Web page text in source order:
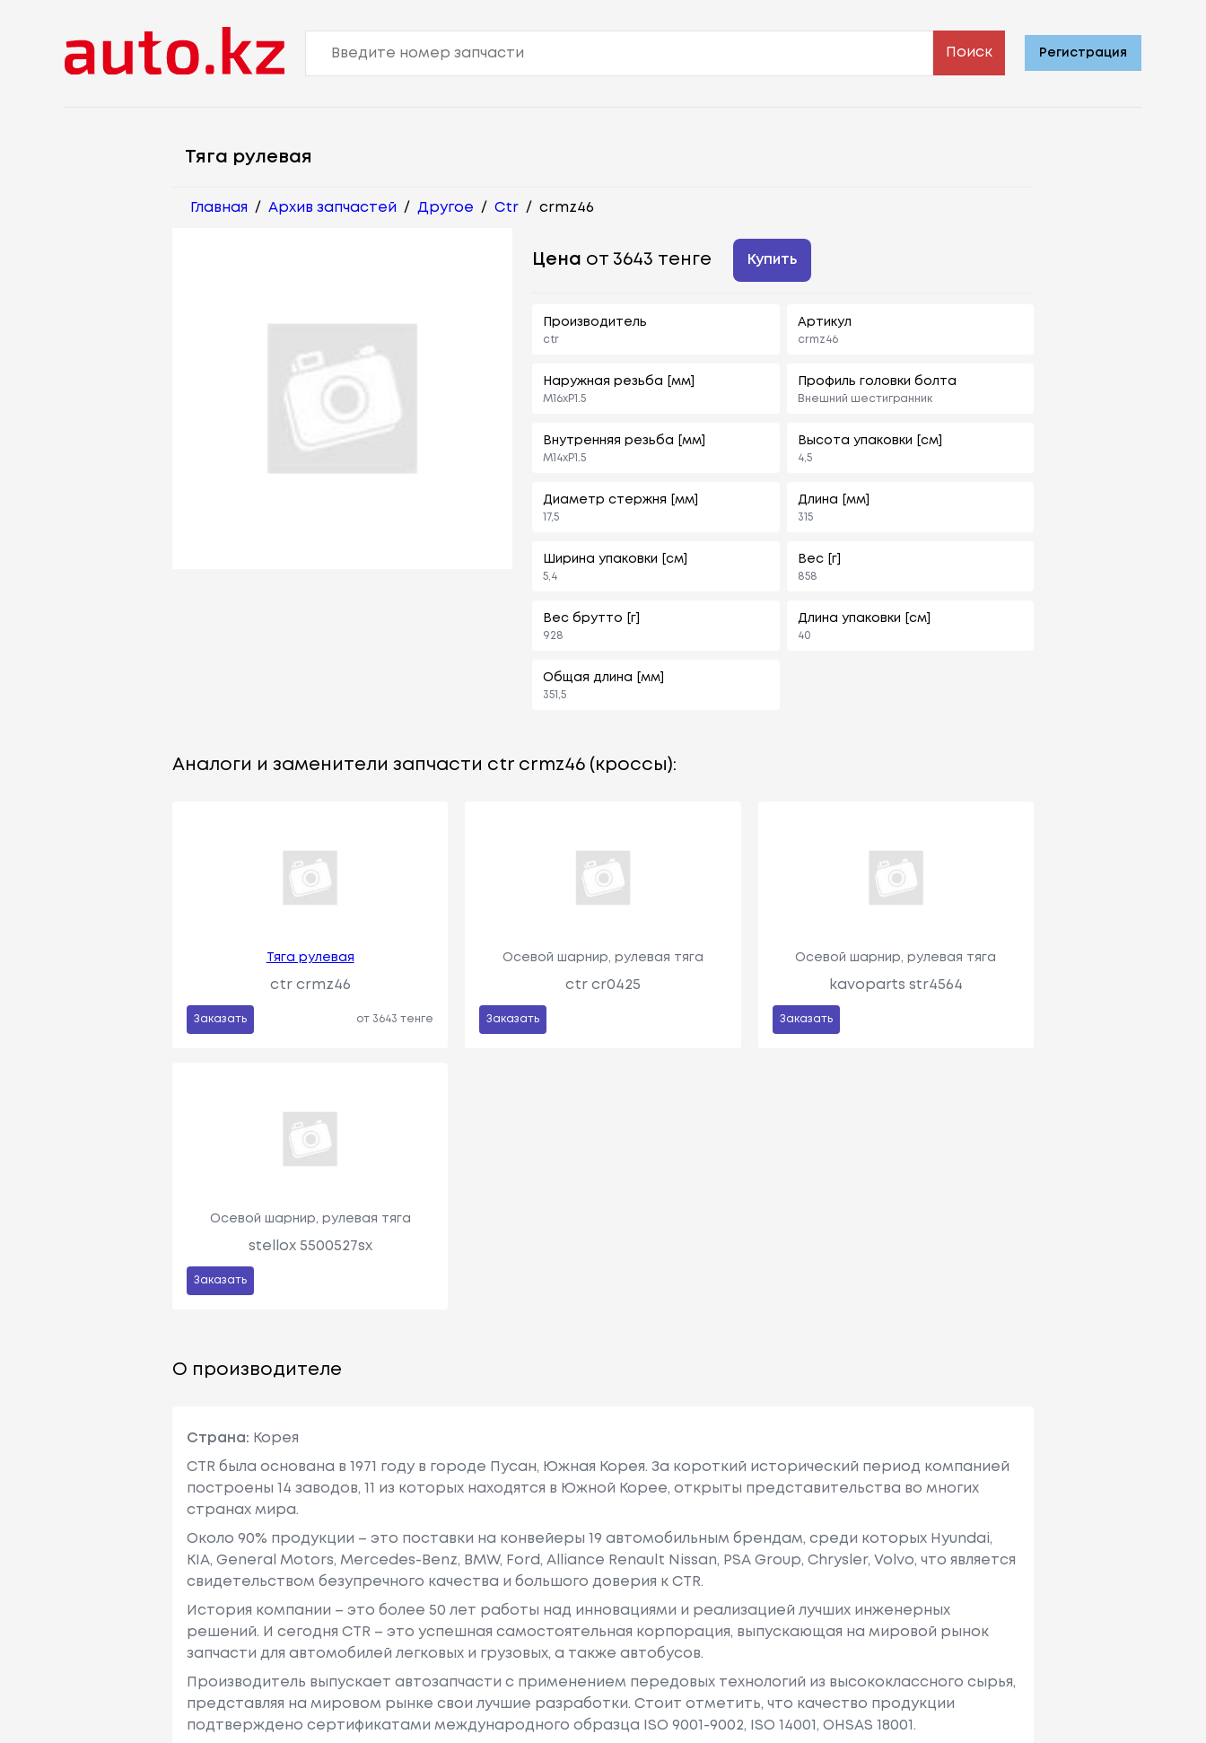
Поиск Регистрация
Тяга рулевая
Главная / Архив запчастей / Другое / Ctr / crmz46
Цена от 3643 тенге Купить
Производитель
ctr
Артикул
crmz46
Наружная резьба [мм]
M16xP1.5
Профиль головки болта
Внешний шестигранник
Внутренняя резьба [мм]
M14xP1.5
Высота упаковки [см]
4,5
Диаметр стержня [мм]
17,5
Длина [мм]
315
Ширина упаковки [см]
5,4
Вес [г]
858
Вес брутто [г]
928
Длина упаковки [см]
40
Общая длина [мм]
351,5
Аналоги и заменители запчасти ctr crmz46 (кроссы):
Тяга рулевая
ctr crmz46
Заказать от 3643 тенге
Осевой шарнир, рулевая тяга
ctr cr0425
Заказать
Осевой шарнир, рулевая тяга
kavoparts str4564
Заказать
Осевой шарнир, рулевая тяга
stellox 5500527sx
Заказать
О производителе
Страна: Корея
CTR была основана в 1971 году в городе Пусан, Южная Корея. За короткий исторический период компанией
построены 14 заводов, 11 из которых находятся в Южной Корее, открыты представительства во многих
странах мира.
Около 90% продукции – это поставки на конвейеры 19 автомобильным брендам, среди которых Hyundai,
KIA, General Motors, Mercedes-Benz, BMW, Ford, Alliance Renault Nissan, PSA Group, Chrysler, Volvo, что является
свидетельством безупречного качества и большого доверия к CTR.
История компании – это более 50 лет работы над инновациями и реализацией лучших инженерных
решений. И сегодня CTR – это успешная самостоятельная корпорация, выпускающая на мировой рынок
запчасти для автомобилей легковых и грузовых, а также автобусов.
Производитель выпускает автозапчасти с применением передовых технологий из высококлассного сырья,
представляя на мировом рынке свои лучшие разработки. Стоит отметить, что качество продукции
подтверждено сертификатами международного образца ISO 9001-9002, ISO 14001, OHSAS 18001.